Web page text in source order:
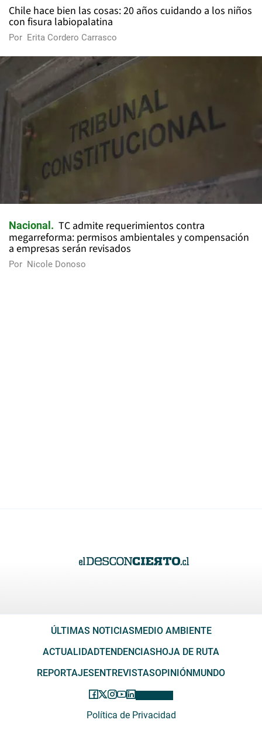
Chile hace bien las cosas: 20 años cuidando a los niños
con fisura labiopalatina
Por Erita Cordero Carrasco
Nacional
TC admite requerimientos contra
megarreforma: permisos ambientales y compensación
a empresas serán revisados
Por Nicole Donoso
ÚLTIMAS NOTICIAS MEDIO AMBIENTE
ACTUALIDADTENDENCIAS HOJA DE RUTA
REPORTAJES ENTREVISTASOPINIÓN MUNDO
Política de Privacidad